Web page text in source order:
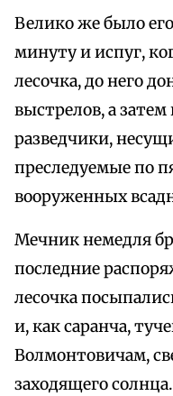
Велико же было
минуту и испуг,
лесочка, до него
выстрелов, а затем
разведчики,
преследуемые по
вооруженных
Мечник немедля
последние
лесочка
и, как саранча,
Волмонтовичам,
заходящего солнца.